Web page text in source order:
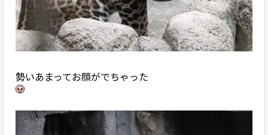
勢いあまってお顔がでちゃった